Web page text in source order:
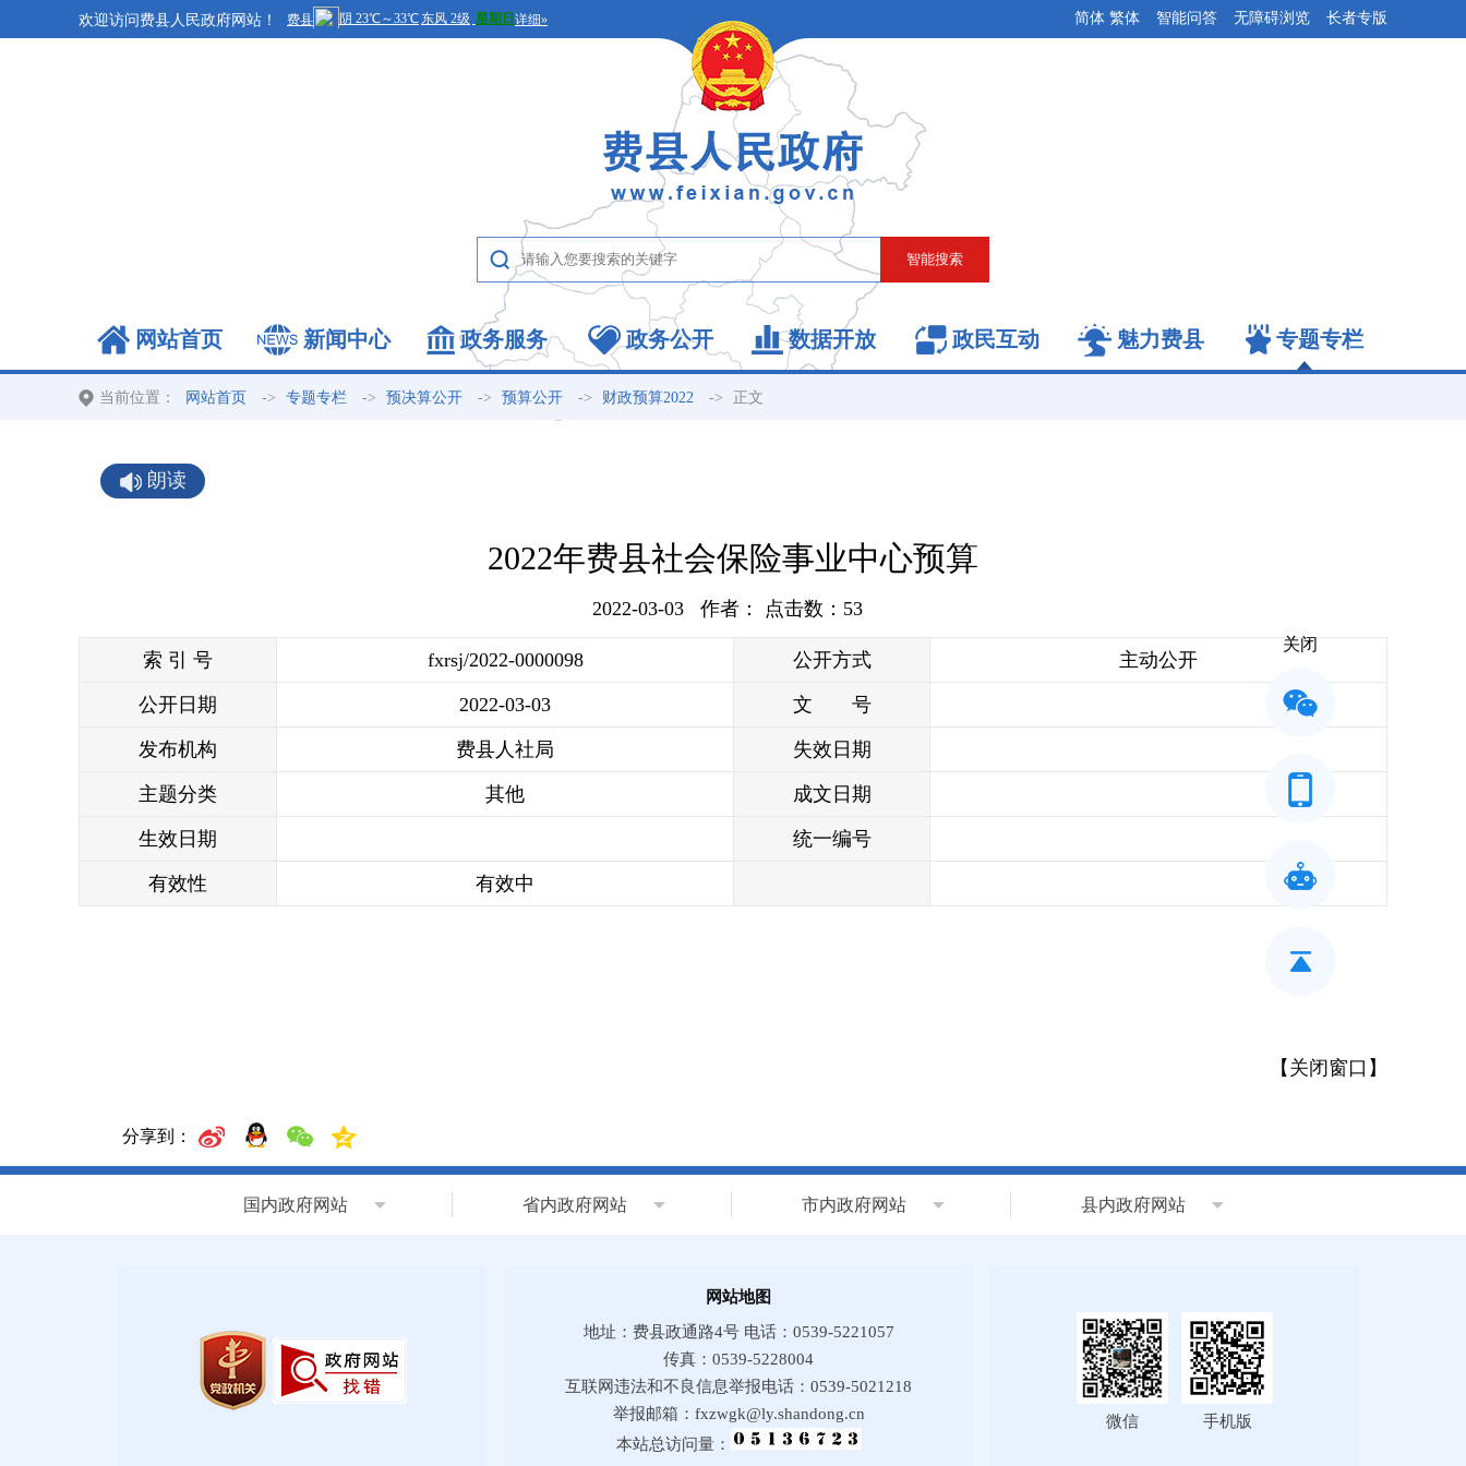
欢迎访问费县人民政府网站！ 智能问答 无障碍浏览 长者专版
简体 繁体
网站首页 新闻中心 政务服务 政务公开 数据开放 政民互动 魅力费县 专题专栏
当前位置： 网站首页 -> 专题专栏 -> 预决算公开 -> 预算公开 -> 财政预算2022 -> 正文
朗读
2022年费县社会保险事业中心预算
2022-03-03 作者： 点击数： 53
索 引 号 fxrsj/2022-0000098 公开方式 主动公开
公开日期 2022-03-03 文 号
发布机构 费县人社局 失效日期
主题分类 其他 成文日期
生效日期 统一编号
有效性 有效中
【 关闭窗口 】
分享到：
国内政府网站 省内政府网站 市内政府网站 县内政府网站
网站地图
地址：费县政通路4号 电话：0539-5221057
传真：0539-5228004
互联网违法和不良信息举报电话：0539-5021218
举报邮箱：fxzwgk@ly.shandong.cn
本站总访问量：
微信 手机版
关闭